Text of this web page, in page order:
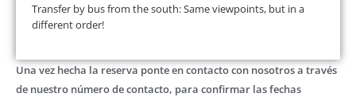
Transfer by bus from the south: Same viewpoints, but in a
different order!
Una vez hecha la reserva ponte en contacto con nosotros a través
de nuestro número de contacto, para confirmar las fechas